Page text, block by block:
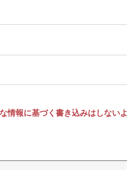
情報に基づく書き込みはしないよ